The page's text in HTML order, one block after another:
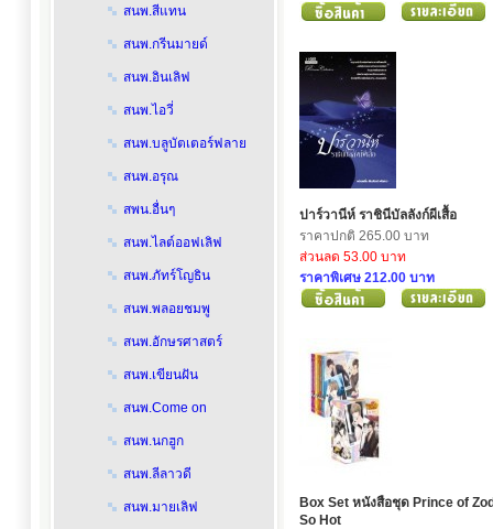
สนพ.สีแทน
สนพ.กรีนมายด์
สนพ.อินเลิฟ
สนพ.ไอวี่
สนพ.บลูบัตเตอร์ฟลาย
สนพ.อรุณ
สพน.อื่นๆ
สนพ.ไลต์ออฟเลิฟ
สนพ.ภัทร์โญธิน
สนพ.พลอยชมพู
สนพ.อักษรศาสตร์
สนพ.เขียนฝัน
สนพ.Come on
สนพ.นกฮูก
สนพ.ลีลาวดี
สนพ.มายเลิฟ
ปาร์วานีห์ ราชินีบัลลังก์ผีเสื้อ
ราคาปกติ 265.00 บาท
ส่วนลด 53.00 บาท
ราคาพิเศษ 212.00 บาท
Box Set หนังสือชุด Prince of
So Hot